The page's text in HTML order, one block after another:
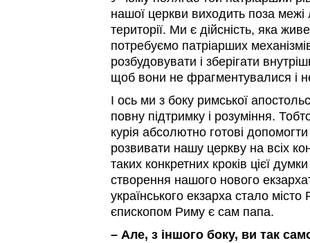
нашої церкви виходить поза межі
території. Ми є дійсність, яка
потребуємо патріарших
розбудовувати і зберігати
щоб вони не фрагментувалися і
І ось ми з боку римської
повну підтримку і розуміння.
курія абсолютно готові
розвивати нашу церкву на всіх
таких конкретних кроків цієї
створення нашого нового
українського екзарха стало
єпископом Риму є сам папа.
– Але, з іншого боку, ви так